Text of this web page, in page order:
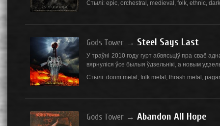
Стылі: epic, orchestral , medieval , folk, ethnic, dark
Gods Tower → Steel Says Last
У траўні 2010 году гурт абвясьціў пра сваё
вярнуліся ўсе былыя ўдзельнікі, а новым
Стылі: doom metal , folk metal , thrash metal ,
Gods Tower → Abandon All Hope